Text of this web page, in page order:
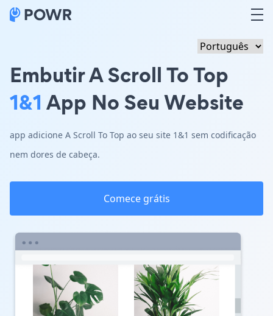
Embutir A Scroll To Top
1&1 App No Seu Website
app adicione A Scroll To Top ao seu site 1&1 sem codificação
nem dores de cabeça.
Comece grátis